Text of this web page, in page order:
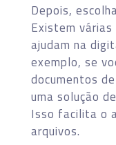
Depois,
Existem
ajudam na
exemplo, se
documentos
uma solução
Isso facilita o
arquivos.